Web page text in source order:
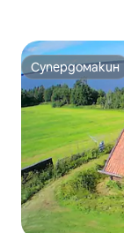
Супердомакин
Супердомакин